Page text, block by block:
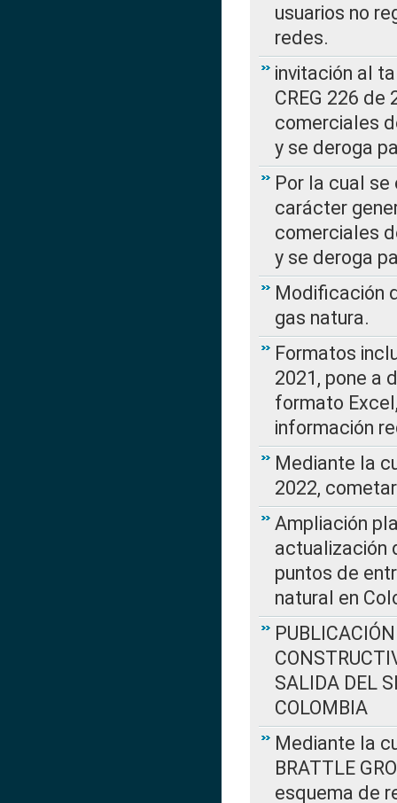
usuarios no
redes.
invitación al
CREG 226
comerciales
y se deroga
Por la cual
carácter
comerciales
y se deroga
Modificación
gas natura.
Formatos
2021, pone a
formato
información
Mediante la
2022,
Ampliación
actualización
puntos de
natural en
SALIDA DEL
COLOMBIA
Mediante la
BRATTLE
esquema de